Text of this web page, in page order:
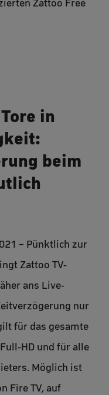
Zattoo Free
in
beim
– Pünktlich zur
Zattoo TV-
ans Live-
nur
für das gesamte
HD und für alle
Möglich ist
Fire TV, auf